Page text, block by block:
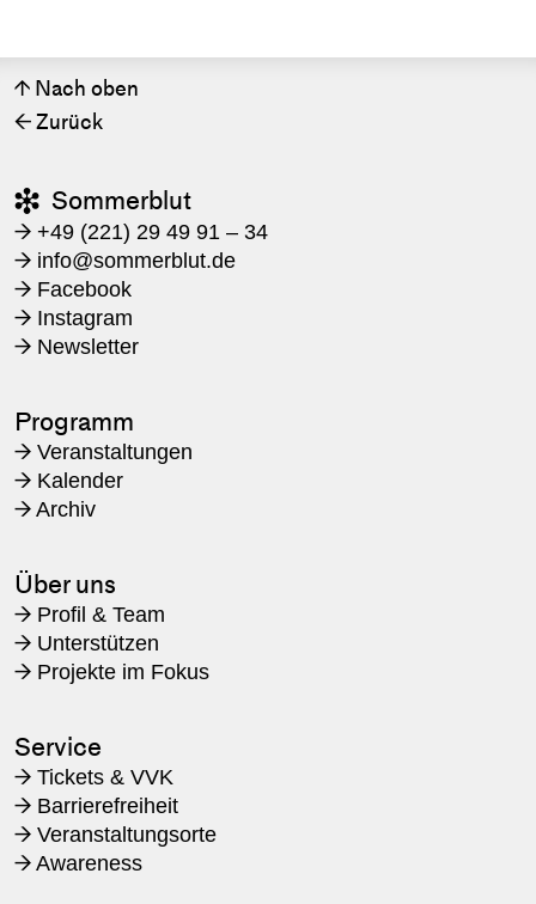
↑ Nach oben
← Zurück
 Sommerblut
→ +49 (221) 29 49 91 – 34
→ ​info@sommerblut.de
→ Facebook
→ Instagram
→ Newsletter
Programm
→ Veranstaltungen
→ Kalender
→ Archiv
Über uns
→ Profil & Team
→ Unterstützen
→ Projekte im Fokus
Service
→ Tickets & VVK
→ Barrierefreiheit
→ Veranstaltungsorte
→ Awareness